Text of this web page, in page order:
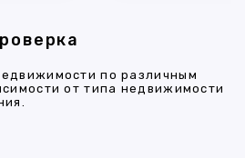
по различным
от типа недвижимости